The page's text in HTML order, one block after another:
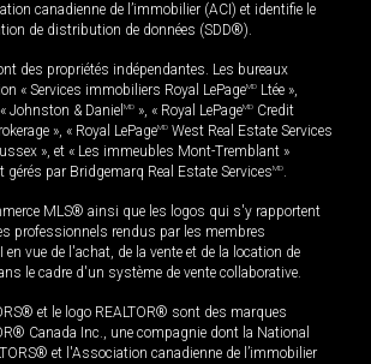
canadienne de l’immobilier (ACI) et identifie le
de distribution de données (SDD®).
des propriétés indépendantes. Les bureaux
« Services immobiliers Royal LePageMD Ltée »,
Johnston & Daniel MD », « Royal LePageMD Credit
», « Royal LePageMD West Real Estate Services
», et « Les immeubles Mont-Tremblant »
par Bridgemarq Real Estate ServicesMD.
MLS® ainsi que les logos qui s'y rapportent
professionnels rendus par les membres
en vue de l'achat, de la vente et de la location de
le cadre d'un système de vente collaborative.
et le logo REALTOR® sont des marques
Canada Inc., une compagnie dont la National
et l'Association canadienne de l’immobilier